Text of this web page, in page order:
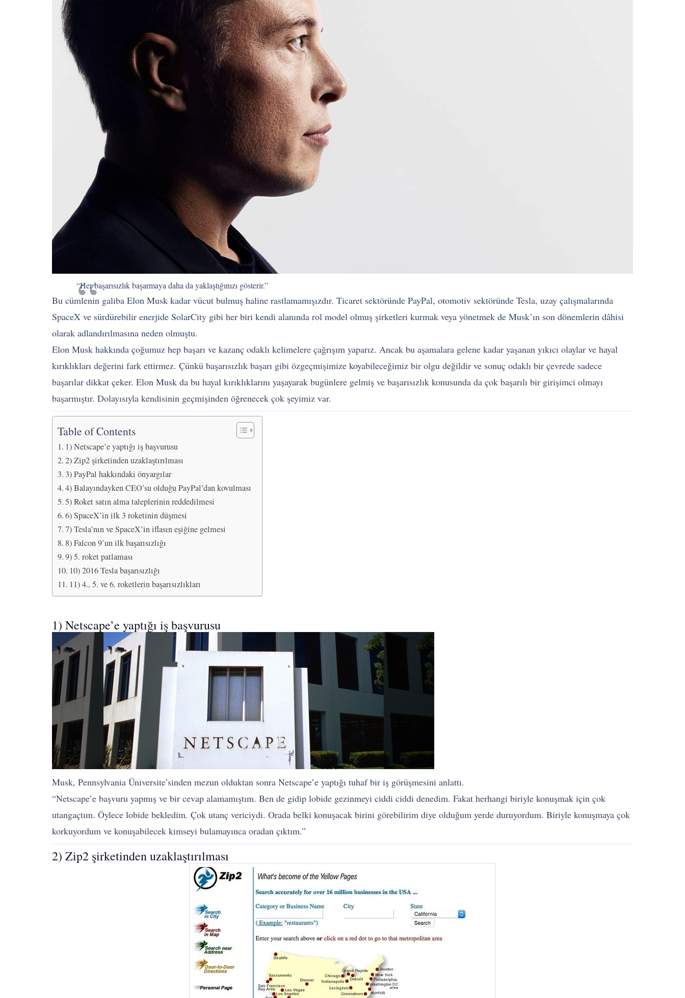
“Her başarısızlık başarmaya daha da yaklaştığınızı gösterir.”
Bu cümlenin galiba Elon Musk kadar vücut bulmuş haline rastlamamışızdır. Ticaret sektöründe PayPal, otomotiv sektöründe Tesla, uzay çalışmalarında
SpaceX ve sürdürebilir enerjide SolarCity gibi her biri kendi alanında rol model olmuş şirketleri kurmak veya yönetmek de Musk’ın son dönemlerin dâhisi
olarak adlandırılmasına neden olmuştu.
Elon Musk hakkında çoğumuz hep başarı ve kazanç odaklı kelimelere çağrışım yaparız. Ancak bu aşamalara gelene kadar yaşanan yıkıcı olaylar ve hayal
kırıklıkları değerini fark ettirmez. Çünkü başarısızlık başarı gibi özgeçmişimize koyabileceğimiz bir olgu değildir ve sonuç odaklı bir çevrede sadece
başarılar dikkat çeker. Elon Musk da bu hayal kırıklıklarını yaşayarak bugünlere gelmiş ve başarısızlık konusunda da çok başarılı bir girişimci olmayı
başarmıştır. Dolayısıyla kendisinin geçmişinden öğrenecek çok şeyimiz var.
Table of Contents
1) Netscape’e yaptığı iş başvurusu
2) Zip2 şirketinden uzaklaştırılması
3) PayPal hakkındaki önyargılar
4) Balayındayken CEO’su olduğu PayPal’dan kovulması
5) Roket satın alma taleplerinin reddedilmesi
6) SpaceX’in ilk 3 roketinin düşmesi
7) Tesla’nın ve SpaceX’in iflasın eşiğine gelmesi
8) Falcon 9’un ilk başarısızlığı
9) 5. roket patlaması
10) 2016 Tesla başarısızlığı
11) 4., 5. ve 6. roketlerin başarısızlıkları
1) Netscape’e yaptığı iş başvurusu
Musk, Pennsylvania Üniversite’sinden mezun olduktan sonra Netscape’e yaptığı tuhaf bir iş görüşmesini anlattı.
“Netscape’e başvuru yapmış ve bir cevap alamamıştım. Ben de gidip lobide gezinmeyi ciddi ciddi denedim. Fakat herhangi biriyle konuşmak için çok
utangaçtım. Öylece lobide bekledim. Çok utanç vericiydi. Orada belki konuşacak birini görebilirim diye olduğum yerde duruyordum. Biriyle konuşmaya çok
korkuyordum ve konuşabilecek kimseyi bulamayınca oradan çıktım.”
2) Zip2 şirketinden uzaklaştırılması